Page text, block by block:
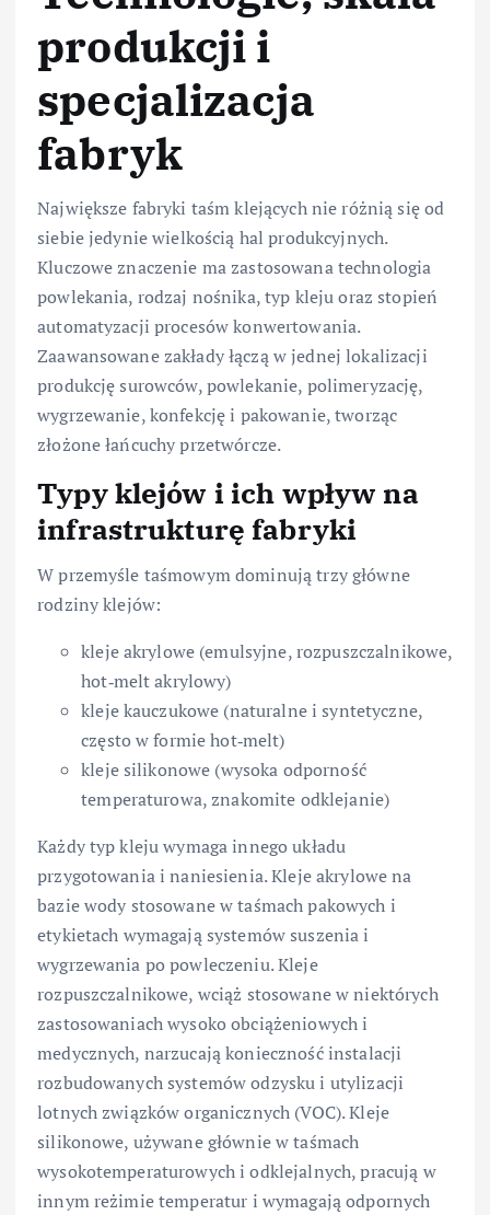
produkcji i
specjalizacja
fabryk
Największe fabryki taśm klejących nie różnią się od
siebie jedynie wielkością hal produkcyjnych.
Kluczowe znaczenie ma zastosowana technologia
powlekania, rodzaj nośnika, typ kleju oraz stopień
automatyzacji procesów konwertowania.
Zaawansowane zakłady łączą w jednej lokalizacji
produkcję surowców, powlekanie, polimeryzację,
wygrzewanie, konfekcję i pakowanie, tworząc
złożone łańcuchy przetwórcze.
Typy klejów i ich wpływ na
infrastrukturę fabryki
W przemyśle taśmowym dominują trzy główne
rodziny klejów:
kleje akrylowe (emulsyjne, rozpuszczalnikowe,
hot‑melt akrylowy)
kleje kauczukowe (naturalne i syntetyczne,
często w formie hot‑melt)
kleje silikonowe (wysoka odporność
temperaturowa, znakomite odklejanie)
Każdy typ kleju wymaga innego układu
przygotowania i naniesienia. Kleje akrylowe na
bazie wody stosowane w taśmach pakowych i
etykietach wymagają systemów suszenia i
wygrzewania po powleczeniu. Kleje
rozpuszczalnikowe, wciąż stosowane w niektórych
zastosowaniach wysoko obciążeniowych i
medycznych, narzucają konieczność instalacji
rozbudowanych systemów odzysku i utylizacji
lotnych związków organicznych (VOC). Kleje
silikonowe, używane głównie w taśmach
wysokotemperaturowych i odklejalnych, pracują w
innym reżimie temperatur i wymagają odpornych